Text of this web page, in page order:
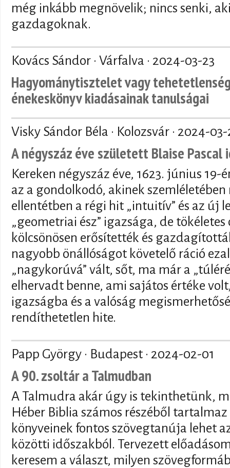
még inkább megnövelik; nincs senki,
gazdagoknak.
Kovács Sándor · Várfalva · 2024-03-23
Hagyománytisztelet vagy
énekeskönyv kiadásainak tanulságai
Visky Sándor Béla · Kolozsvár · 2024-
A négyszáz éve született Blaise Pascal
Kereken négyszáz éve, 1623. június 19-
az a gondolkodó, akinek
ellentétben a régi hit „intuitív” és az új
„geometriai ész” igazsága, de
kölcsönösen erősítették és
nagyobb önállóságot követelő ráció
„nagykorúvá” vált, sőt, ma már a
elhervadt benne, ami sajátos értéke
igazságba és a valóság
rendíthetetlen hite.
Papp György · Budapest · 2024-02-01
A 90. zsoltár a Talmudban
A Talmudra akár úgy is tekinthetünk,
Héber Biblia számos részéből
könyveinek fontos szövegtanúja lehet
közötti időszakból. Tervezett
keresem a választ, milyen